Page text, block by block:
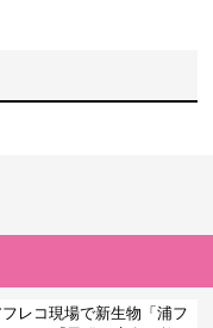
フレコ現場で新生物「浦フ